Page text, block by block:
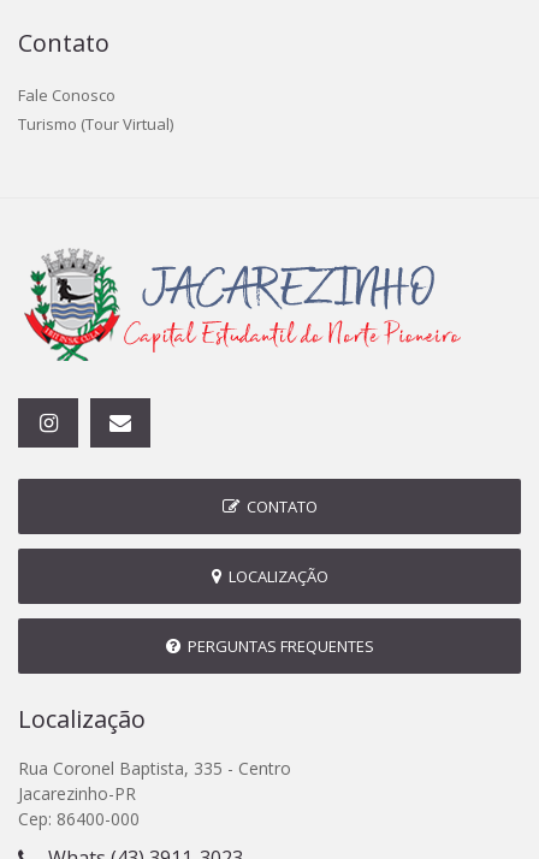
Contato
Fale Conosco
Turismo (Tour Virtual)
CONTATO
LOCALIZAÇÃO
PERGUNTAS FREQUENTES
Localização
Rua Coronel Baptista, 335 - Centro
Jacarezinho-PR
Cep: 86400-000